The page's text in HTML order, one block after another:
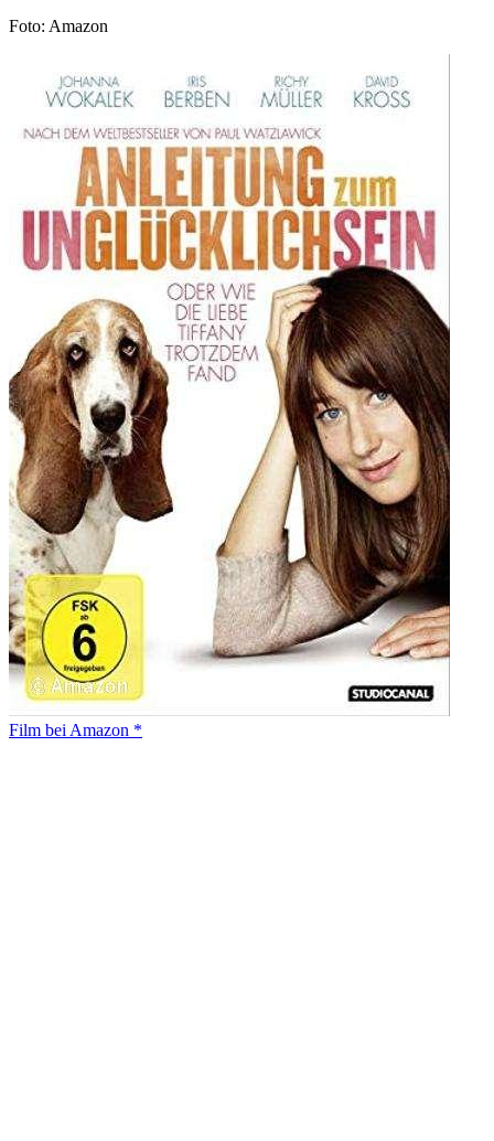
Foto: Amazon
Film bei Amazon *